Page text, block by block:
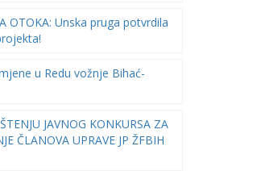
OTOKA: Unska pruga potvrdila
u Redu vožnje Bihać-
JAVNOG KONKURSA ZA
ČLANOVA UPRAVE JP ŽFBIH